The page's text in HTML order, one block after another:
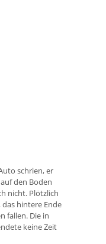
schrien, er
den Boden
nicht. Plötzlich
hintere Ende
fallen. Die in
keine Zeit